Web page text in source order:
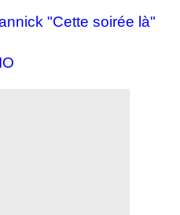
"Cette soirée là"